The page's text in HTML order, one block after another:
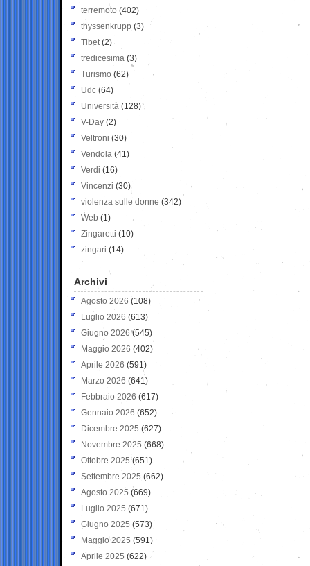
terremoto (402)
thyssenkrupp (3)
Tibet(2)
tredicesima (3)
Turismo (62)
Udc (64)
Università (128)
V-Day (2)
Veltroni (30)
Vendola (41)
Verdi (16)
Vincenzi (30)
violenza sulle donne (342)
Web (1)
Zingaretti (10)
zingari (14)
Archivi
Agosto 2026 (108)
Luglio 2026 (613)
Giugno 2026 (545)
Maggio 2026 (402)
Aprile 2026 (591)
Marzo 2026 (641)
Febbraio 2026 (617)
Gennaio 2026 (652)
Dicembre 2025 (627)
Novembre 2025 (668)
Ottobre 2025 (651)
Settembre 2025 (662)
Agosto 2025 (669)
Luglio 2025 (671)
Giugno 2025 (573)
Maggio 2025 (591)
Aprile 2025 (622)